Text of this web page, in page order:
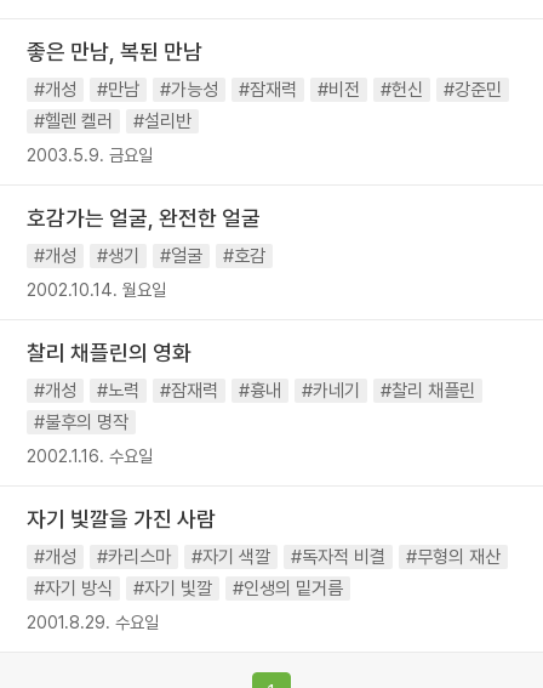
좋은 만남, 복된 만남
#개성 #만남 #가능성 #잠재력 #비전 #헌신
#강준민
#헬렌 켈러
#설리반
2003.5.9. 금요일
호감가는 얼굴, 완전한 얼굴
#개성 #생기 #얼굴 #호감
2002.10.14. 월요일
찰리 채플린의 영화
#개성 #노력 #잠재력 #흉내 #카네기
#찰리 채플린
#불후의 명작
2002.1.16. 수요일
자기 빛깔을 가진 사람
#개성 #카리스마 #자기 색깔 #독자적 비결
#무형의 재산
#자기 방식
#자기 빛깔 #인생의 밑거름
2001.8.29. 수요일